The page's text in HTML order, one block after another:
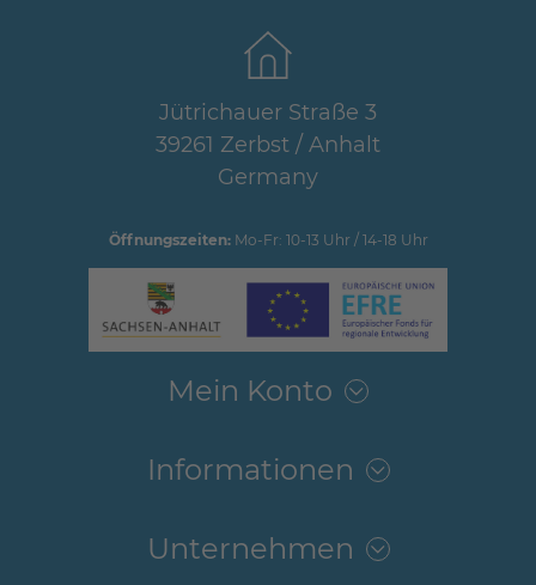
Jütrichauer Straße 3
39261 Zerbst / Anhalt
Germany
Öffnungszeiten:Mo-Fr: 10-13 Uhr / 14-18 Uhr
Mein Konto
Informationen
Unternehmen